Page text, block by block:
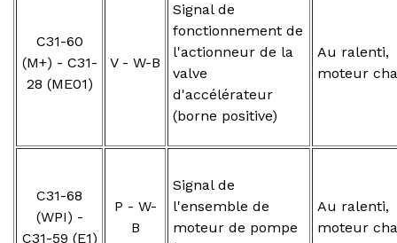
C31-60
(M+) - C31-
28 (ME01)
V - W-B
Signal de
fonctionnement de
l'actionneur de la
valve
d'accélérateur
(borne positive)
Au ralenti,
moteur
C31-68
(WPI) -
C31-59 (E1)
P - W-
B
Signal de
l'ensemble de
moteur de pompe
Au ralenti,
moteur